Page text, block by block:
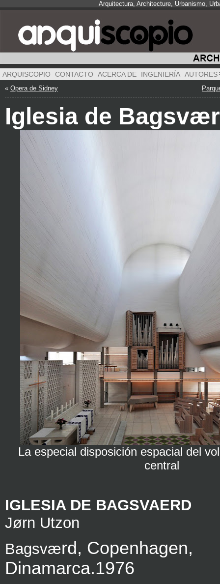
Arquitectura, Architecture, Urbanismo,
ARQUISCOPIO CONTACTO ACERCA DE INGENIERÍA AUTORES
« Opera de Sidney
Iglesia de
La especial disposición espacial del
central
IGLESIA DE BAGSVAERD
Jørn Utzon
Bagsværd, Copenhagen,
Dinamarca.1976